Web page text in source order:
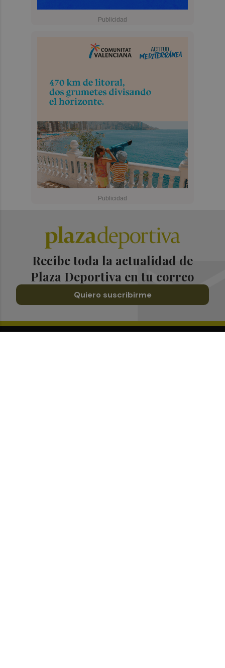
Recibe toda la actualidad de
Plaza Deportiva en tu correo
Quiero suscribirme